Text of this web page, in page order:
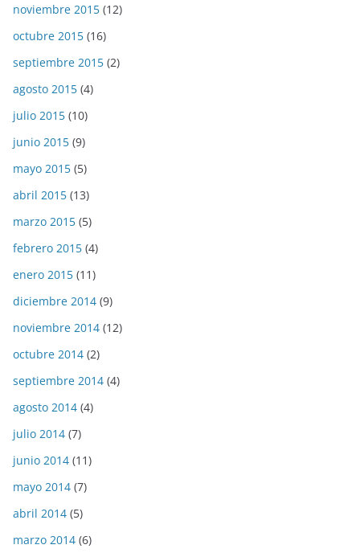
noviembre 2015 (12)
octubre 2015 (16)
septiembre 2015 (2)
agosto 2015 (4)
julio 2015 (10)
junio 2015 (9)
mayo 2015 (5)
abril 2015 (13)
marzo 2015 (5)
febrero 2015 (4)
enero 2015 (11)
diciembre 2014 (9)
noviembre 2014 (12)
octubre 2014 (2)
septiembre 2014 (4)
agosto 2014 (4)
julio 2014 (7)
junio 2014 (11)
mayo 2014 (7)
abril 2014 (5)
marzo 2014 (6)